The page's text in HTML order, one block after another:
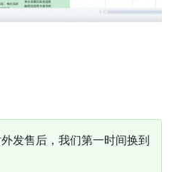
发售后，我们第一时间换到